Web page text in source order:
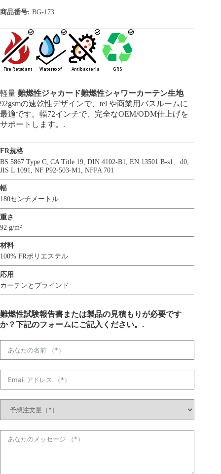
商品番号: BG-173
軽量 難燃性ジャカード難燃性シャワーカーテン生地
92gsmの速乾性デザインで、tel や商業用バスルームに
最適です。幅72インチで、完全なOEM/ODM仕上げを
サポートします。.
FR規格
BS 5867 Type C CA Title 19 DIN 4102-B1 EN 13501 B-s1、d0
JIS L 1091
NF P92-503-M1 NFPA 701
幅
180センチメートル
重さ
92 g/m²
材料
100% FRポリエステル
応用
カーテンとブラインド
難燃性試験報告書または製品の見積もりが必要です
か？下記のフォームにご記入ください。.